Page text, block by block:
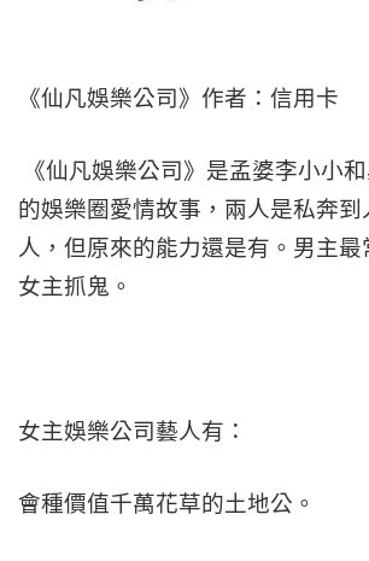
《仙凡娛樂公司》作者：信用卡
《仙凡娛樂公司》是孟婆李小小
的娛樂圈愛情故事，兩人是私奔
人，但原來的能力還是有。男主
女主抓鬼。
女主娛樂公司藝人有：
會種價值千萬花草的土地公。